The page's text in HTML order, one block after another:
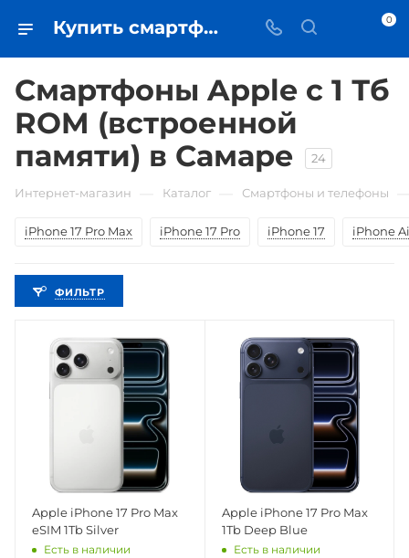
Купить смартфоны Apple с 1 Тб ROM (встроенной памяти) в Самаре - цена в iЧехол 0
Смартфоны Apple с 1 Тб
ROM (встроенной
памяти) в Самаре
24
Интернет-магазин Каталог Смартфоны и телефоны
iPhone 17 Pro Max iPhone 17 Pro iPhone 17 iPhone
ФИЛЬТР
Apple iPhone 17 Pro Max
eSIM 1Tb Silver
Есть в наличии
Apple iPhone 17 Pro Max
1Tb Deep Blue
Есть в наличии